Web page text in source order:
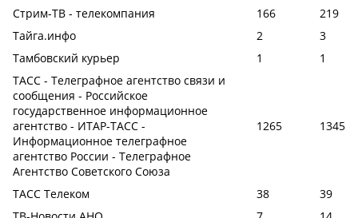
Стрим-ТВ - телекомпания
166
219
Тайга.инфо
2
3
Тамбовский курьер
1
1
ТАСС - Телеграфное агентство связи и
сообщения - Российское
государственное информационное
агентство - ИТАР-ТАСС -
Информационное телеграфное
агентство России - Телеграфное
Агентство Советского Союза
1265 1345
ТАСС Телеком 38
39